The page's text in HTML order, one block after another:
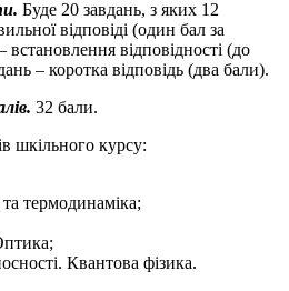
Буде 20 завдань, з яких 12
відповіді (один бал за
відповідності (до
– коротка відповідь (два бали).
32 бали.
шкільного курсу:
термодинаміка;
Квантова фізика.